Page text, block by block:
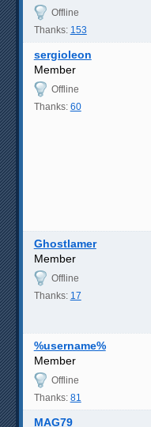
Offline
Thanks: 153
sergioleon
Member
Offline
Thanks: 60
Ghostlamer
Member
Offline
Thanks: 17
%username%
Member
Offline
Thanks: 81
MAG79